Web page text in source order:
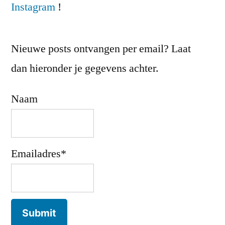
Instagram !
Nieuwe posts ontvangen per email? Laat
dan hieronder je gegevens achter.
Naam
Emailadres*